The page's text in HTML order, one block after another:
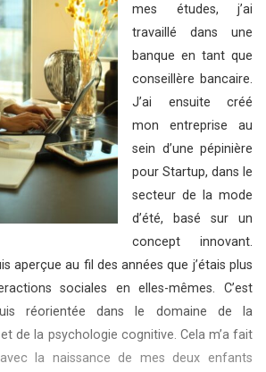
mes études, j’ai
travaillé dans une
banque en tant que
conseillère bancaire.
J’ai ensuite créé
mon entreprise au
sein d’une pépinière
pour Startup, dans le
secteur de la mode
d’été, basé sur un
concept innovant.
aperçue au fil des années que j’étais plus
sociales en elles-mêmes. C’est
réorientée dans le domaine de la
de la psychologie cognitive. Cela m’a fait
la naissance de mes deux enfants